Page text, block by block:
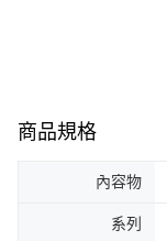
商品規格
內容物
系列